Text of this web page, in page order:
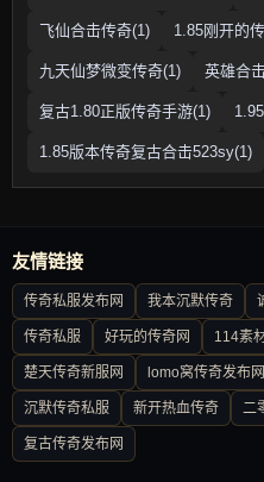
飞仙合击传奇(1) 1.85刚开的
九天仙梦微变传奇(1) 英雄合
复古1.80正版传奇手游(1)
1.85版本传奇复古合击523sy(1)
友情链接
传奇私服发布网 我本沉默传奇
传奇私服 好玩的传奇网 114素
楚天传奇新服网 lomo窝传奇发布网
沉默传奇私服 新开热血传奇 二
复古传奇发布网